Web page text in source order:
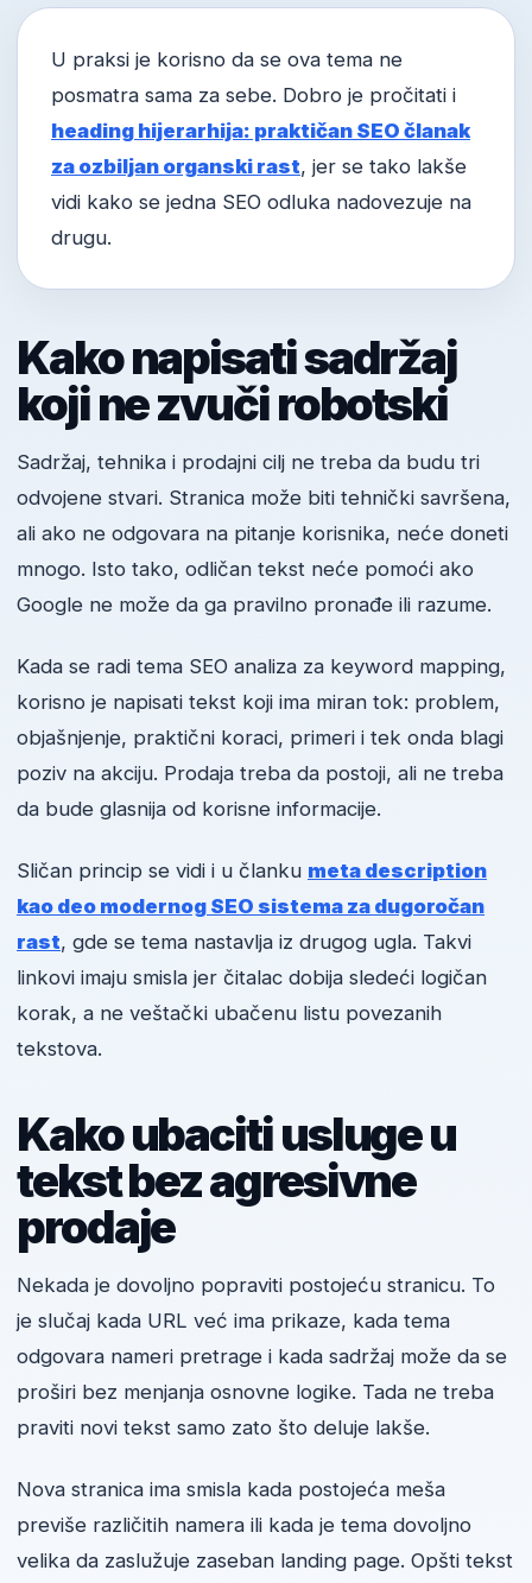
U praksi je korisno da se ova tema ne
posmatra sama za sebe. Dobro je pročitati i
heading hijerarhija: praktičan SEO članak
za ozbiljan organski rast, jer se tako lakše
vidi kako se jedna SEO odluka nadovezuje na
drugu.
Kako napisati sadržaj
koji ne zvuči robotski
Sadržaj, tehnika i prodajni cilj ne treba da budu tri
odvojene stvari. Stranica može biti tehnički savršena,
ali ako ne odgovara na pitanje korisnika, neće doneti
mnogo. Isto tako, odličan tekst neće pomoći ako
Google ne može da ga pravilno pronađe ili razume.
Kada se radi tema SEO analiza za keyword mapping,
korisno je napisati tekst koji ima miran tok: problem,
objašnjenje, praktični koraci, primeri i tek onda blagi
poziv na akciju. Prodaja treba da postoji, ali ne treba
da bude glasnija od korisne informacije.
Sličan princip se vidi i u članku meta description
kao deo modernog SEO sistema za dugoročan
rast, gde se tema nastavlja iz drugog ugla. Takvi
linkovi imaju smisla jer čitalac dobija sledeći logičan
korak, a ne veštački ubačenu listu povezanih
tekstova.
Kako ubaciti usluge u
tekst bez agresivne
prodaje
Nekada je dovoljno popraviti postojeću stranicu. To
je slučaj kada URL već ima prikaze, kada tema
odgovara nameri pretrage i kada sadržaj može da se
proširi bez menjanja osnovne logike. Tada ne treba
praviti novi tekst samo zato što deluje lakše.
Nova stranica ima smisla kada postojeća meša
previše različitih namera ili kada je tema dovoljno
velika da zaslužuje zaseban landing page. Opšti tekst